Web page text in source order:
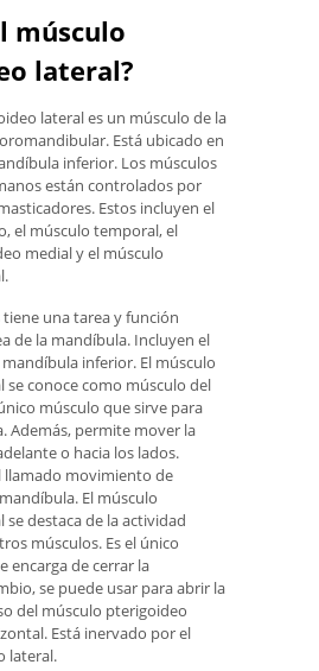
músculo
lateral?
lateral es un músculo de la
Está ubicado en
inferior. Los músculos
están controlados por
Estos incluyen el
el músculo temporal, el
medial y el músculo
una tarea y función
de la mandíbula. Incluyen el
inferior. El músculo
se conoce como músculo del
músculo que sirve para
Además, permite mover la
o hacia los lados.
llamado movimiento de
El músculo
destaca de la actividad
músculos. Es el único
encarga de cerrar la
se puede usar para abrir la
del músculo pterigoideo
Está inervado por el
lateral.